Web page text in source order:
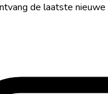
de laatste